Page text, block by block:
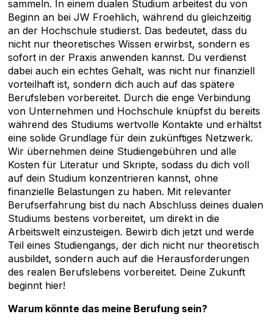
sammeln. In einem dualen Studium arbeitest du von
Beginn an bei JW Froehlich, während du gleichzeitig
an der Hochschule studierst. Das bedeutet, dass du
nicht nur theoretisches Wissen erwirbst, sondern es
sofort in der Praxis anwenden kannst. Du verdienst
dabei auch ein echtes Gehalt, was nicht nur finanziell
vorteilhaft ist, sondern dich auch auf das spätere
Berufsleben vorbereitet. Durch die enge Verbindung
von Unternehmen und Hochschule knüpfst du bereits
während des Studiums wertvolle Kontakte und erhältst
eine solide Grundlage für dein zukünftiges Netzwerk.
Wir übernehmen deine Studiengebühren und alle
Kosten für Literatur und Skripte, sodass du dich voll
auf dein Studium konzentrieren kannst, ohne
finanzielle Belastungen zu haben. Mit relevanter
Berufserfahrung bist du nach Abschluss deines dualen
Studiums bestens vorbereitet, um direkt in die
Arbeitswelt einzusteigen. Bewirb dich jetzt und werde
Teil eines Studiengangs, der dich nicht nur theoretisch
ausbildet, sondern auch auf die Herausforderungen
des realen Berufslebens vorbereitet. Deine Zukunft
beginnt hier!
Warum könnte das meine Berufung sein?